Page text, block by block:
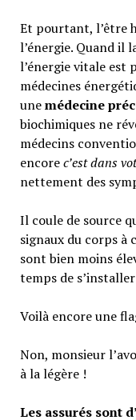
Et pourtant, l’être
l’énergie. Quand il
l’énergie vitale est
médecines
unemédecine
biochimiques ne
médecins
encorec’est dans
nettement des
Il coule de source
signaux du corps à
sont bien moins
temps de
Voilà encore une
Non, monsieur
à la légère !
Les assurés sont